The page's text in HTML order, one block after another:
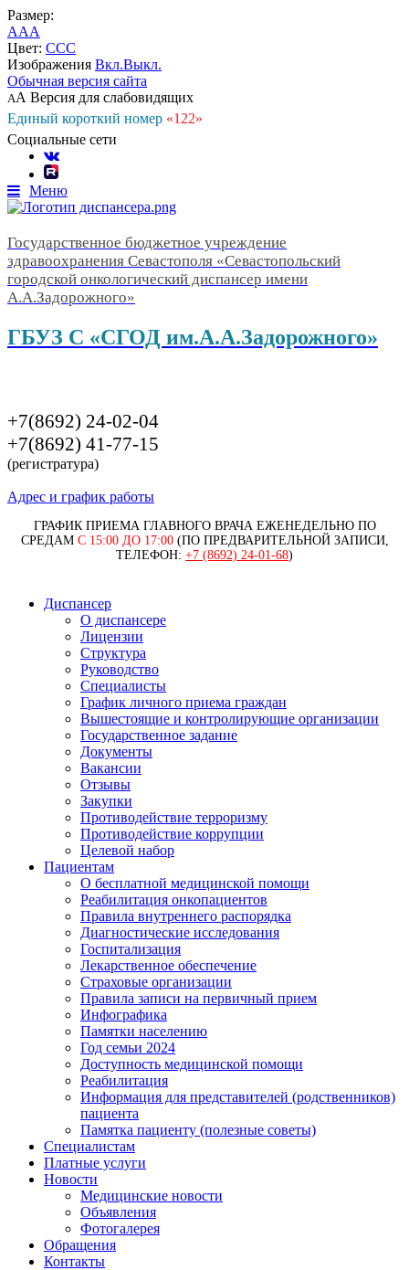
Размер:
AAA
Цвет: CCC
Изображения Вкл.Выкл.
Обычная версия сайта
АА Версия для слабовидящих
Единый короткий номер «122»
Социальные сети
Меню
Государственное бюджетное учреждение
здравоохранения Севастополя «Севастопольский
городской онкологический диспансер имени
А.А.Задорожного»
ГБУЗ С «СГОД им.А.А.Задорожного»
+7(8692) 24-02-04
+7(8692) 41-77-15
(регистратура)
Адрес и график работы
ГРАФИК ПРИЕМА ГЛАВНОГО ВРАЧА ЕЖЕНЕДЕЛЬНО ПО
СРЕДАМ С 15:00 ДО 17:00(ПО ПРЕДВАРИТЕЛЬНОЙ ЗАПИСИ,
ТЕЛЕФОН: +7 (8692) 24-01-68)
Диспансер
О диспансере
Лицензии
Структура
Руководство
Специалисты
График личного приема граждан
Вышестоящие и контролирующие организации
Государственное задание
Документы
Вакансии
Отзывы
Закупки
Противодействие терроризму
Противодействие коррупции
Целевой набор
Пациентам
О бесплатной медицинской помощи
Реабилитация онкопациентов
Правила внутреннего распорядка
Диагностические исследования
Госпитализация
Лекарственное обеспечение
Страховые организации
Правила записи на первичный прием
Инфографика
Памятки населению
Год семьи 2024
Доступность медицинской помощи
Реабилитация
Информация для представителей (родственников)
пациента
Памятка пациенту (полезные советы)
Специалистам
Платные услуги
Новости
Медицинские новости
Объявления
Фотогалерея
Обращения
Контакты